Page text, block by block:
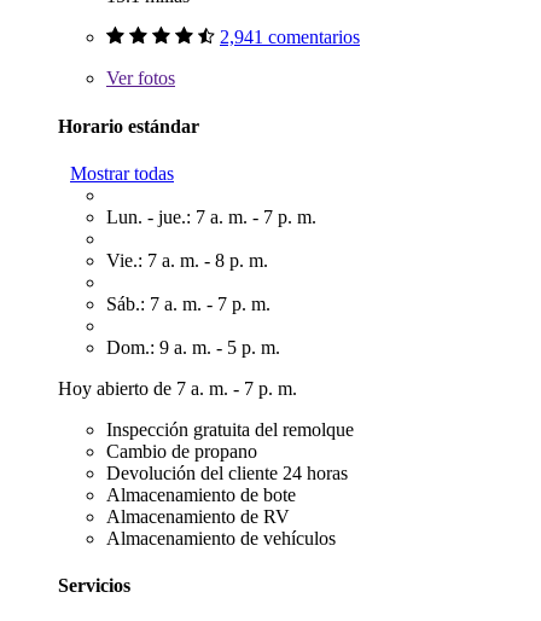
2,941 comentarios
Verfotos
Horario estándar
Mostrar todas
Lun. - jue.: 7 a. m. - 7 p. m.
Vie.: 7 a. m. - 8 p. m.
Sáb.: 7 a. m. - 7 p. m.
Dom.: 9 a. m. - 5 p. m.
Hoy abierto de 7 a. m. - 7 p. m.
Inspección gratuita del remolque
Cambio de propano
Devolución del cliente 24 horas
Almacenamiento de bote
Almacenamiento de RV
Almacenamiento de vehículos
Servicios